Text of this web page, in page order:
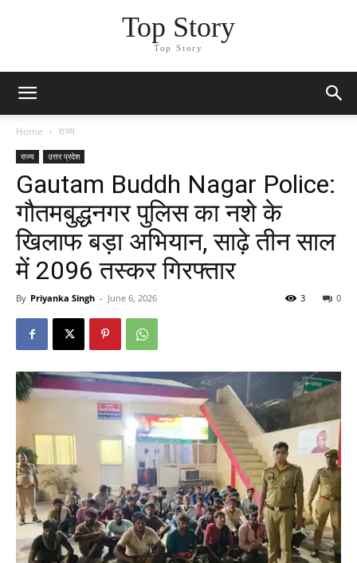
Top Story
Top Story
Home राज्य
राज्य उत्तर प्रदेश
Gautam Buddh Nagar Police:
गौतमबुद्धनगर पुलिस का नशे के
खिलाफ बड़ा अभियान, साढ़े तीन साल
में 2096 तस्कर गिरफ्तार
By Priyanka Singh - June 6, 2026 0
3